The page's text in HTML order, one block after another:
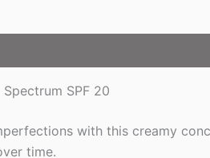
SPF 20
with this creamy
time.